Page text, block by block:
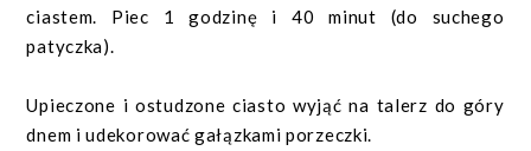
ciastem. Piec 1 godzinę i 40 minut (do suchego
patyczka).
Upieczone i ostudzone ciasto wyjąć na talerz do góry
dnem i udekorować gałązkami porzeczki.